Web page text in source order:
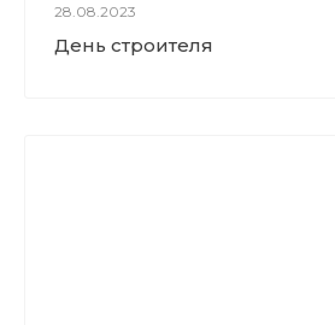
28.08.2023
День строителя